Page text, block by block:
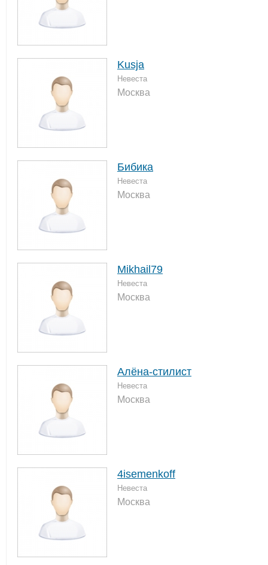
Kusja
Невеста
Москва
Бибика
Невеста
Москва
Mikhail79
Невеста
Москва
Алёна-стилист
Невеста
Москва
4isemenkoff
Невеста
Москва